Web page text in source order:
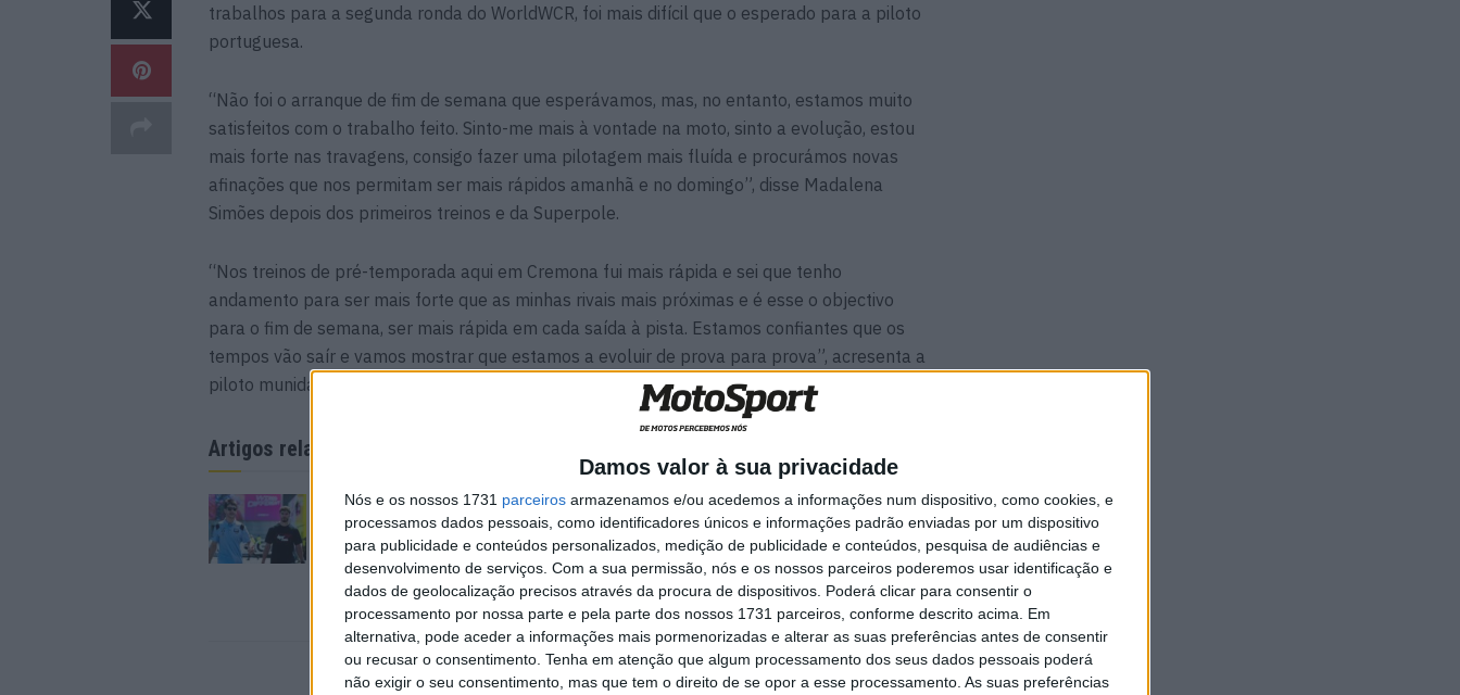
Damos valor à sua privacidade
Nós e os nossos 1731 parceiros armazenamos e/ou acedemos a informações num dispositivo, como cookies, e
processamos dados pessoais, como identificadores únicos e informações padrão enviadas por um dispositivo
para publicidade e conteúdos personalizados, medição de publicidade e conteúdos, pesquisa de audiências e
desenvolvimento de serviços. Com a sua permissão, nós e os nossos parceiros poderemos usar identificação e
dados de geolocalização precisos através da procura de dispositivos. Poderá clicar para consentir o
processamento por nossa parte e pela parte dos nossos 1731 parceiros, conforme descrito acima. Em
alternativa, pode aceder a informações mais pormenorizadas e alterar as suas preferências antes de consentir
ou recusar o consentimento. Tenha em atenção que algum processamento dos seus dados pessoais poderá
não exigir o seu consentimento, mas que tem o direito de se opor a esse processamento. As suas preferências
trabalhos para a segunda ronda do WorldWCR, foi mais difícil que o esperado para a piloto
portuguesa.
“Não foi o arranque de fim de semana que esperávamos, mas, no entanto, estamos muito
satisfeitos com o trabalho feito. Sinto-me mais à vontade na moto, sinto a evolução, estou
mais forte nas travagens, consigo fazer uma pilotagem mais fluída e procurámos novas
afinações que nos permitam ser mais rápidos amanhã e no domingo”, disse Madalena
Simões depois dos primeiros treinos e da Superpole.
“Nos treinos de pré-temporada aqui em Cremona fui mais rápida e sei que tenho
andamento para ser mais forte que as minhas rivais mais próximas e é esse o objectivo
para o fim de semana, ser mais rápida em cada saída à pista. Estamos confiantes que os
tempos vão saír e vamos mostrar que estamos a evoluir de prova para prova”, acresenta a
piloto munidalista #22.
Artigos relacionados
MotoGP: Iker Lecuona
ambiciona Top 10 em
Silverstone
6 AGOSTO, 2026
MotoGP: Marco Bezzecchi
recebe luz verde para correr
em Silverstone
6 AGOSTO, 2026